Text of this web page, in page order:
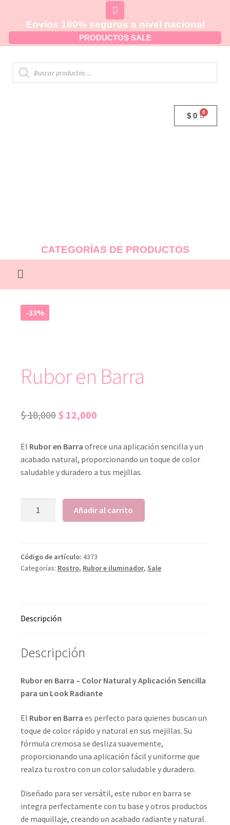
Envíos 100% seguros a nivel nacional
PRODUCTOS SALE
$ 0
CATEGORÍAS DE PRODUCTOS
-33%
Rubor en Barra
$18,000 $ 12,000
El Rubor en Barra ofrece una aplicación sencilla y un
acabado natural, proporcionando un toque de color
saludable y duradero a tus mejillas.
Añadir al carrito
Código de artículo: 4373
Categorías: Rostro, Rubor e iluminador, Sale
Descripción
Descripción
Rubor en Barra – Color Natural y Aplicación Sencilla
para un Look Radiante
El Rubor en Barra es perfecto para quienes buscan un
toque de color rápido y natural en sus mejillas. Su
fórmula cremosa se desliza suavemente,
proporcionando una aplicación fácil y uniforme que
realza tu rostro con un color saludable y duradero.
Diseñado para ser versátil, este rubor en barra se
integra perfectamente con tu base y otros productos
de maquillaje, creando un acabado radiante y natural.